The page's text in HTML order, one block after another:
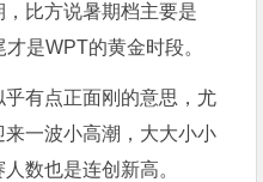
比方说暑期档主要是
是WPT的黄金时段。
有点正面刚的意思，尤
一波小高潮，大大小小
数也是连创新高。